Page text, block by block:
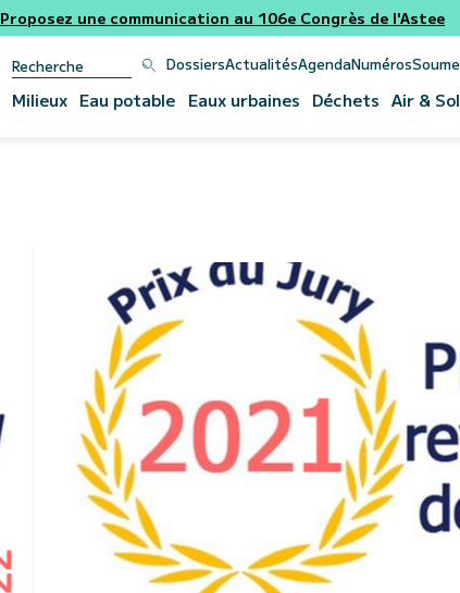
Proposez une communication au 106e Congrès de l'Astee
DossiersActualitésAgendaNuméros
Milieux Eau potable Eaux urbaines Déchets Air &